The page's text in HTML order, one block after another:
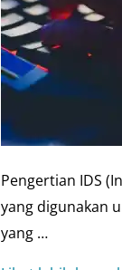
Pengertian IDS
yang digunakan
yang …